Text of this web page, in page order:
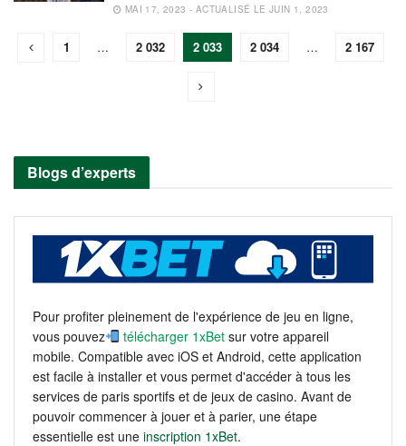
MAI 17, 2023 - ACTUALISÉ LE JUIN 1, 2023
1 … 2 032 2 033 2 034 … 2 167
Blogs d’experts
Pour profiter pleinement de l'expérience de jeu en ligne,
vous pouvez
télécharger 1xBet sur votre appareil
mobile. Compatible avec iOS et Android, cette application
est facile à installer et vous permet d'accéder à tous les
services de paris sportifs et de jeux de casino. Avant de
pouvoir commencer à jouer et à parier, une étape
essentielle est une inscription 1xBet.